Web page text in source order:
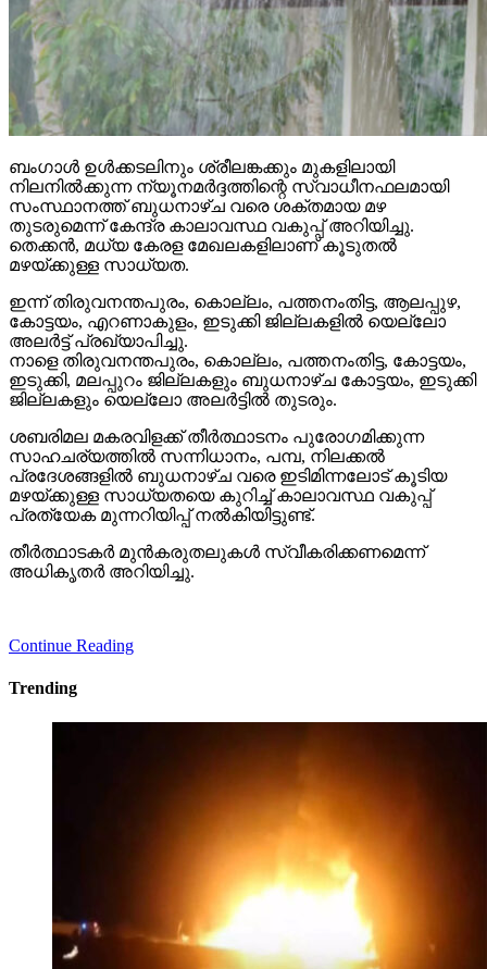
ബംഗാള്‍ ഉള്‍ക്കടലിനും ശ്രീലങ്കക്കും മുകളിലായി
നിലനില്‍ക്കുന്ന ന്യൂനമര്‍ദ്ദത്തിന്റെ സ്വാധീനഫലമായി
സംസ്ഥാനത്ത് ബുധനാഴ്ച വരെ ശക്തമായ മഴ
തുടരുമെന്ന് കേന്ദ്ര കാലാവസ്ഥ വകുപ്പ് അറിയിച്ചു.
തെക്കന്‍, മധ്യ കേരള മേഖലകളിലാണ് കൂടുതല്‍
മഴയ്ക്കുള്ള സാധ്യത.
ഇന്ന് തിരുവനന്തപുരം, കൊല്ലം, പത്തനംതിട്ട, ആലപ്പുഴ,
കോട്ടയം, എറണാകുളം, ഇടുക്കി ജില്ലകളില്‍ യെല്ലോ
അലര്‍ട്ട് പ്രഖ്യാപിച്ചു.
നാളെ തിരുവനന്തപുരം, കൊല്ലം, പത്തനംതിട്ട, കോട്ടയം,
ഇടുക്കി, മലപ്പുറം ജില്ലകളും ബുധനാഴ്ച കോട്ടയം, ഇടുക്കി
ജില്ലകളും യെല്ലോ അലര്‍ട്ടില്‍ തുടരും.
ശബരിമല മകരവിളക്ക് തീര്‍ത്ഥാടനം പുരോഗമിക്കുന്ന
സാഹചര്യത്തില്‍ സന്നിധാനം, പമ്പ, നിലക്കല്‍
പ്രദേശങ്ങളില്‍ ബുധനാഴ്ച വരെ ഇടിമിന്നലോട് കൂടിയ
മഴയ്ക്കുള്ള സാധ്യതയെ കുറിച്ച് കാലാവസ്ഥ വകുപ്പ്
പ്രത്യേക മുന്നറിയിപ്പ് നല്‍കിയിട്ടുണ്ട്.
തീര്‍ത്ഥാടകര്‍ മുന്‍കരുതലുകള്‍ സ്വീകരിക്കണമെന്ന്
അധികൃതര്‍ അറിയിച്ചു.
Continue Reading
Trending